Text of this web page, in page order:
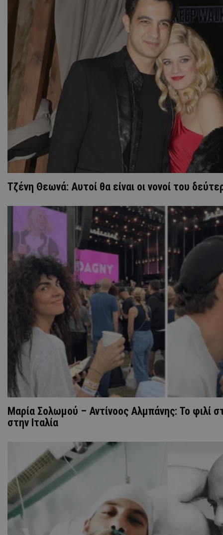
Τζένη Θεωνά: Aυτοί θα είναι οι νονοί του
Μαρία Σολωμού – Αντίνοος Αλμπάνης: Το φιλί
στην Ιταλία